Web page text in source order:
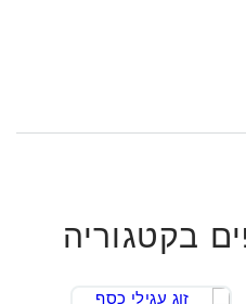
בקטגוריה